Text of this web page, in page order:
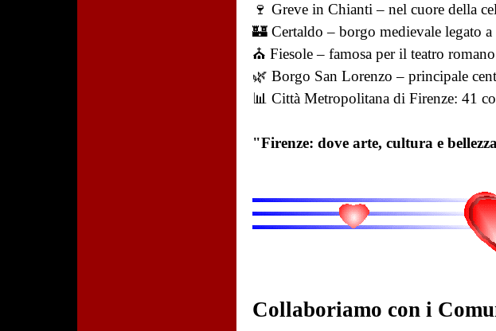
🍷 Greve in Chianti – nel cuore della
🏰 Certaldo – borgo medievale legato
⛪ Fiesole – famosa per il teatro
🌿 Borgo San Lorenzo – principale
📊 Città Metropolitana di Firenze: 41
"Firenze: dove arte, cultura e
Collaboriamo con i